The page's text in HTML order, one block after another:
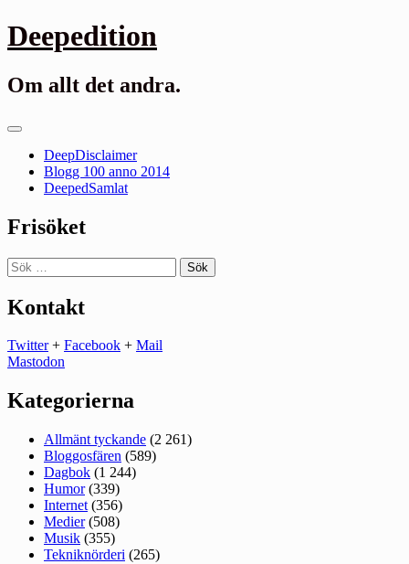
Gå
till
Deepedition
Om allt det andra.
Primär
DeepDisclaimer
Blogg 100 anno 2014
DeepedSamlat
Frisöket
Sök
efter:
Kontakt
Twitter+ Facebook + Mail
Mastodon
Kategorierna
Allmänt tyckande (2 261)
Bloggosfären (589)
Dagbok (1 244)
Humor(339)
Internet (356)
Medier(508)
Musik (355)
Tekniknörderi (265)